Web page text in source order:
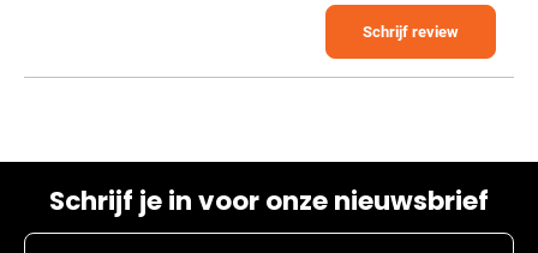
Schrijf review
Schrijf je in voor onze nieuwsbrief